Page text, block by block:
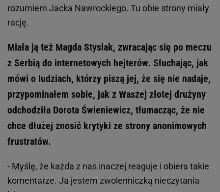
rozumiem Jacka Nawrockiego. Tu obie strony miały
rację.
Miała ją też Magda Stysiak, zwracając się po meczu
z Serbią do internetowych hejterów. Słuchając, jak
mówi o ludziach, którzy piszą jej, że się nie nadaje,
przypominałem sobie, jak z Waszej złotej drużyny
odchodziła Dorota Świeniewicz, tłumacząc, że nie
chce dłużej znosić krytyki ze strony anonimowych
frustratów.
- Myślę, że każda z nas inaczej reaguje i obiera takie
komentarze. Ja jestem zwolenniczką nieczytania